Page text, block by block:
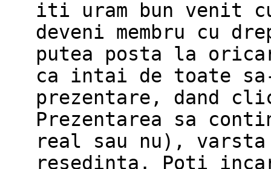
iti uram bun venit
deveni membru cu
putea posta la
ca intai de toate
prezentare, dand
Prezentarea sa
real sau nu),
resedinta. Poti